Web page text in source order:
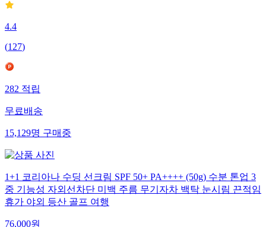
4.4
(127)
282적립
무료배송
15,129명구매중
1+1 코리아나 수딩 선크림 SPF 50+ PA++++ (50g) 수분 톤업 3
중 기능성 자외선차단 미백 주름 무기자차 백탁 눈시림 끈적임
휴가 야외 등산 골프 여행